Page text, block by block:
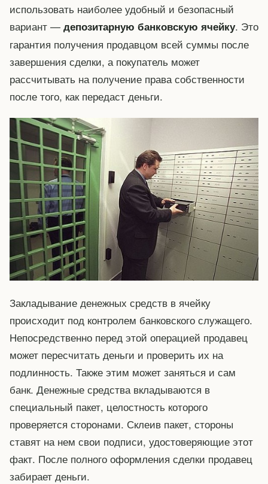
использовать наиболее удобный и безопасный
вариант — депозитарную банковскую ячейку. Это
гарантия получения продавцом всей суммы после
завершения сделки, а покупатель может
рассчитывать на получение права собственности
после того, как передаст деньги.
Закладывание денежных средств в ячейку
происходит под контролем банковского служащего.
Непосредственно перед этой операцией продавец
может пересчитать деньги и проверить их на
подлинность. Также этим может заняться и сам
банк. Денежные средства вкладываются в
специальный пакет, целостность которого
проверяется сторонами. Склеив пакет, стороны
ставят на нем свои подписи, удостоверяющие этот
факт. После полного оформления сделки продавец
забирает деньги.